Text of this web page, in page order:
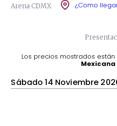
Arena CDMX ¿Como
Los precios mostrados
Mexicana
Sábado 14 Noviembre